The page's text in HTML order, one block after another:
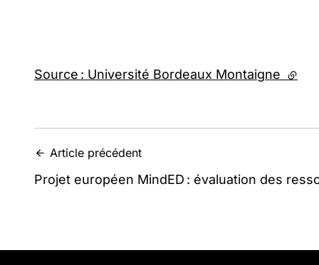
Source : Université Bordeaux Montaigne (lien
Article précédent
Projet européen MindED : évaluation des